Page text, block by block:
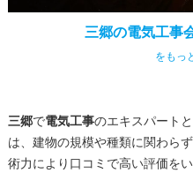
三郷の電気工事
をもっ
三郷で電気工事のエキスパート
は、建物の規模や種類に関わら
術力により口コミで高い評価を